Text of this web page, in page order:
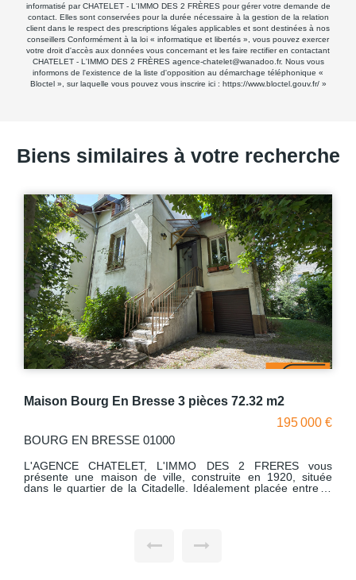
informatisé par CHATELET - L'IMMO DES 2 FRÈRES pour gérer votre demande de
contact. Elles sont conservées pour la durée nécessaire à la gestion de la relation
client dans le respect des prescriptions légales applicables et sont destinées à nos
conseillers Conformément à la loi « informatique et libertés », vous pouvez exercer
votre droit d'accès aux données vous concernant et les faire rectifier en contactant
CHATELET - L'IMMO DES 2 FRÈRES agence-chatelet@wanadoo.fr. Nous vous
informons de l'existence de la liste d'opposition au démarchage téléphonique «
Bloctel », sur laquelle vous pouvez vous inscrire ici : https://www.bloctel.gouv.fr/»
Biens similaires à votre recherche
Maison Bourg En Bresse année 30 à rénover
179 000 €
BOURG EN BRESSE 01000
L'AGENCE CHATELET L'IMMO DES 2 FRÈRES vous
propose une maison des années 30 à rénover entièrement,
alliant charme d'antan et potentiel exceptionnel. *
lumineuses et une façade emblématique, pleine de